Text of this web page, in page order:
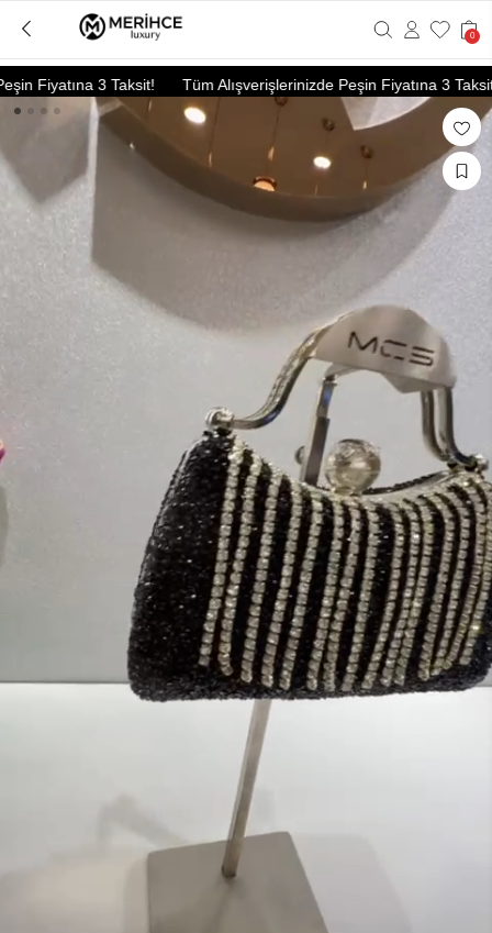
Fiyatına 3 Taksit! Tüm Alışverişlerinizde Peşin Fiyatına 3 Taksit!
0